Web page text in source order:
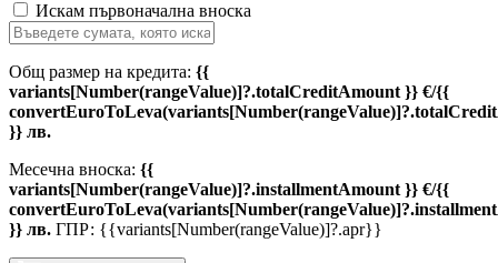
Искам първоначална вноска
Общ размер на кредита: {{
variants[Number(rangeValue)]?.totalCreditAmount }} €/{{
}} лв.
Месечна вноска: {{
variants[Number(rangeValue)]?.installmentAmount }} €/{{
}} лв. ГПР: {{variants[Number(rangeValue)]?.apr}}